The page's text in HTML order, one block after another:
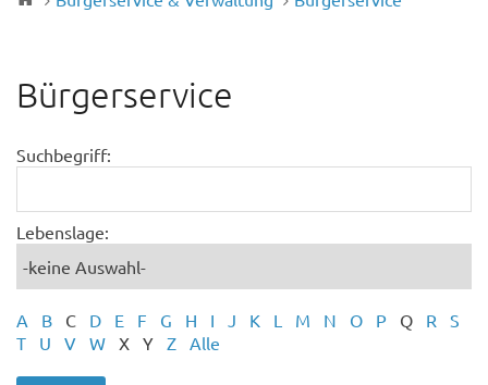
Bürgerservice
Suchbegriff:
Lebenslage:
A B C D E F G H I J K L M N O P Q R
S
T
U V W X Y Z Alle